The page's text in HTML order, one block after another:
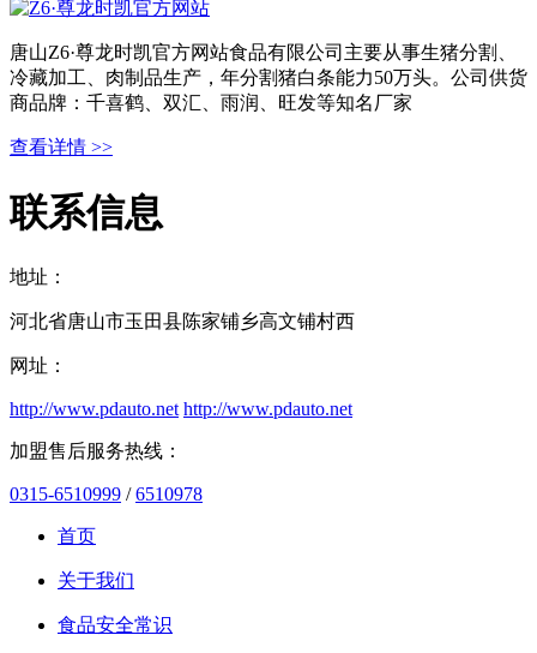
唐山Z6·尊龙时凯官方网站食品有限公司主要从事生猪分割、
冷藏加工、肉制品生产，年分割猪白条能力50万头。公司供货
商品牌：千喜鹤、双汇、雨润、旺发等知名厂家
查看详情 >>
联系信息
地址：
河北省唐山市玉田县陈家铺乡高文铺村西
网址：
http://www.pdauto.net http://www.pdauto.net
加盟售后服务热线：
0315-6510999 /6510978
首页
关于我们
食品安全常识